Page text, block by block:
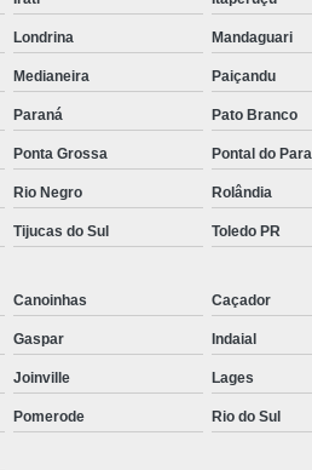
Londrina Mandaguari
Medianeira Paiçandu
Paraná Pato Branco
Ponta Grossa Pontal do
Rio Negro Rolândia
Tijucas do Sul Toledo PR
Canoinhas Caçador
Gaspar Indaial
Joinville Lages
Pomerode Rio do Sul